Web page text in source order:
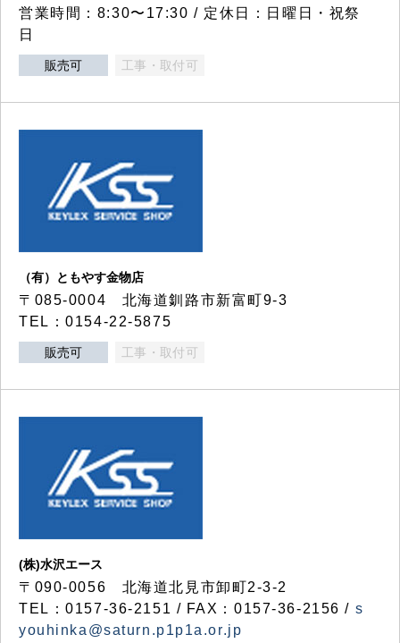
営業時間：8:30〜17:30 / 定休日：日曜日・祝祭
日
販売可 工事・取付可
（有）ともやす金物店
〒085-0004 北海道釧路市新富町9-3
TEL：0154-22-5875
販売可 工事・取付可
(株)水沢エース
〒090-0056 北海道北見市卸町2-3-2
TEL：0157-36-2151 / FAX：0157-36-2156 / s
youhinka@saturn.p1p1a.or.jp